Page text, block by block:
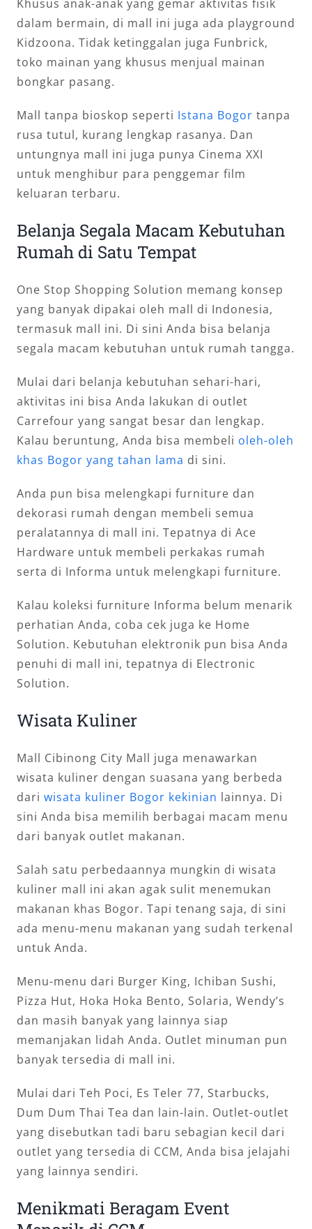
Khusus anak-anak yang gemar aktivitas fisik
dalam bermain, di mall ini juga ada playground
Kidzoona. Tidak ketinggalan juga Funbrick,
toko mainan yang khusus menjual mainan
bongkar pasang.
Mall tanpa bioskop seperti Istana Bogor tanpa
rusa tutul, kurang lengkap rasanya. Dan
untungnya mall ini juga punya Cinema XXI
untuk menghibur para penggemar film
keluaran terbaru.
Belanja Segala Macam Kebutuhan
Rumah di Satu Tempat
One Stop Shopping Solution memang konsep
yang banyak dipakai oleh mall di Indonesia,
termasuk mall ini. Di sini Anda bisa belanja
segala macam kebutuhan untuk rumah tangga.
Mulai dari belanja kebutuhan sehari-hari,
aktivitas ini bisa Anda lakukan di outlet
Carrefour yang sangat besar dan lengkap.
Kalau beruntung, Anda bisa membeli oleh-oleh
khas Bogor yang tahan lama di sini.
Anda pun bisa melengkapi furniture dan
dekorasi rumah dengan membeli semua
peralatannya di mall ini. Tepatnya di Ace
Hardware untuk membeli perkakas rumah
serta di Informa untuk melengkapi furniture.
Kalau koleksi furniture Informa belum menarik
perhatian Anda, coba cek juga ke Home
Solution. Kebutuhan elektronik pun bisa Anda
penuhi di mall ini, tepatnya di Electronic
Solution.
Wisata Kuliner
Mall Cibinong City Mall juga menawarkan
wisata kuliner dengan suasana yang berbeda
dari wisata kuliner Bogor kekinian lainnya. Di
sini Anda bisa memilih berbagai macam menu
dari banyak outlet makanan.
Salah satu perbedaannya mungkin di wisata
kuliner mall ini akan agak sulit menemukan
makanan khas Bogor. Tapi tenang saja, di sini
ada menu-menu makanan yang sudah terkenal
untuk Anda.
Menu-menu dari Burger King, Ichiban Sushi,
Pizza Hut, Hoka Hoka Bento, Solaria, Wendy’s
dan masih banyak yang lainnya siap
memanjakan lidah Anda. Outlet minuman pun
banyak tersedia di mall ini.
Mulai dari Teh Poci, Es Teler 77, Starbucks,
Dum Dum Thai Tea dan lain-lain. Outlet-outlet
yang disebutkan tadi baru sebagian kecil dari
outlet yang tersedia di CCM, Anda bisa jelajahi
yang lainnya sendiri.
Menikmati Beragam Event